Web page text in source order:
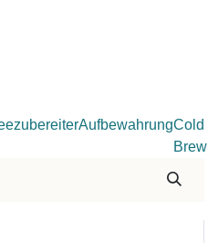
AufbewahrungCold
Brew